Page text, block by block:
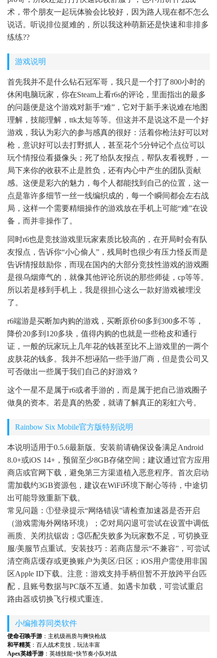
术，带个朋友一起玩体验会比较好，因为路人现在都不怎么
说话。听说排位挺难的，所以我这种萌新还是快速和非排多
练练??
游戏说明
首先我并不是什么钻石冠军哥，我只是一个打了800小时的
休闲电脑玩家，你在Steam上看r6s的评论，里面指出的最多
的问题便是这个游戏对新手“难”，它对于新手来说难在地图
理解，技能理解，ttk太短等等。但这并不是说这不是一个好
游戏，我认为彩六的参与感真的很好：活着你枪法好可以对
枪，意识好可以去打野抓人，甚至花个5分钟记个点位可以
玩个情报位看摄像头；死了给队友报点，帮队友看视野，一
局下来你的收获不止是胜负，还有内心中产生的团队贡献
感。这便是彩六的魅力，每个人都能找到自己的位置，这一
点是靠许多细节一丝一线编织成的，每一个瞬间都会左右战
局，这样一个需要精细操作的游戏放在手机上可能“难”在设
备，而并非操作了。
同时r6也是竞技游戏里玩家素质比较高的，在开局时会有队
友报点，告诉你“小心偷人”，残局时也很少有压力怪反而是
告诉情报鼓励你，而现在国内的大部分竞技性游戏的游戏圈
是很乌烟瘴气的，就像其他评论所说的那些师徒，cp等等。
所以若是移到手机上，我是很担心这么一款好游戏被埋没
了。
r6端游是买断加内购的游戏，买断原价60多到300多不等，
降价20多到120多块，值得内购的也就是一些枪皮和通行
证，一般的玩家玩上几年花的钱甚至比不上游戏里的一两个
皮肤花的钱多。我并不想诬陷一些手游厂商，但是贵公司又
可否做出一些属于我们自己的好游戏？
这个一星不是属于r6或者手游的，而是属于把自己游戏圈子
做臭的资本。若是真的热爱，就请了解真正的彩虹六号。
Rainbow Six Mobile官方版特别说明
本说明适用于0.5.6最新版。安装前请确保设备满足Android
8.0+或iOS 14+，预留至少8GB存储空间；建议通过官方应用
商店或官网下载，避免第三方渠道植入恶意程序。首次启动
需加载约3GB资源包，建议在WiFi环境下耐心等待，中途切
出可能导致重新下载。
常见问题：①登录提示“网络错误”请检查加速器是否开启
（游戏需海外网络环境）；②对局闪退可尝试在设置中调低
画质、关闭抗锯齿；③匹配失败多为玩家数不足，可切换亚
服/美服节点重试。安装技巧：若商店显示“不兼容”，可尝试
清空商店缓存或更换账户为美区/日区；iOS用户需使用非国
区Apple ID下载。注意：游戏支持手柄但暂不开放跨平台匹
配，且账号数据与PC版不互通。如遇卡加载，可尝试重启
路由器或切换飞行模式重连。
小编推荐同类软件
使命召唤手游 ：主机级画质与爽快枪战
和平精英 ：百人战术竞技，玩法丰富
Apex英雄手游 ：英雄技能+快节奏小队对战